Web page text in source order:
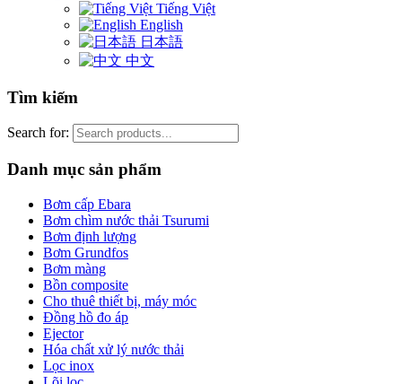
Tiếng Việt
English
日本語
中文
Tìm kiếm
Search for:
Danh mục sản phẩm
Bơm cấp Ebara
Bơm chìm nước thải Tsurumi
Bơm định lượng
Bơm Grundfos
Bơm màng
Bồn composite
Cho thuê thiết bị, máy móc
Đồng hồ đo áp
Ejector
Hóa chất xử lý nước thải
Lọc inox